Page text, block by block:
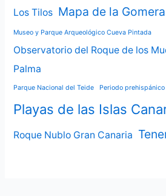
Los Tilos Mapa de la Gomera
Museo y Parque Arqueológico Cueva Pintada
Observatorio del Roque de los
Palma
Parque Nacional del Teide Periodo
Playas de las Islas
Roque Nublo Gran Canaria